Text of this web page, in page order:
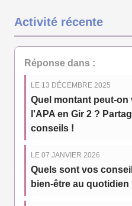
Activité récente
Réponse dans :
LE 13 DÉCEMBRE 2025
Quel montant peut-
l'APA en Gir 2 ?
conseils !
LE 07 JANVIER 2026
Quels sont vos
bien-être au quotidien